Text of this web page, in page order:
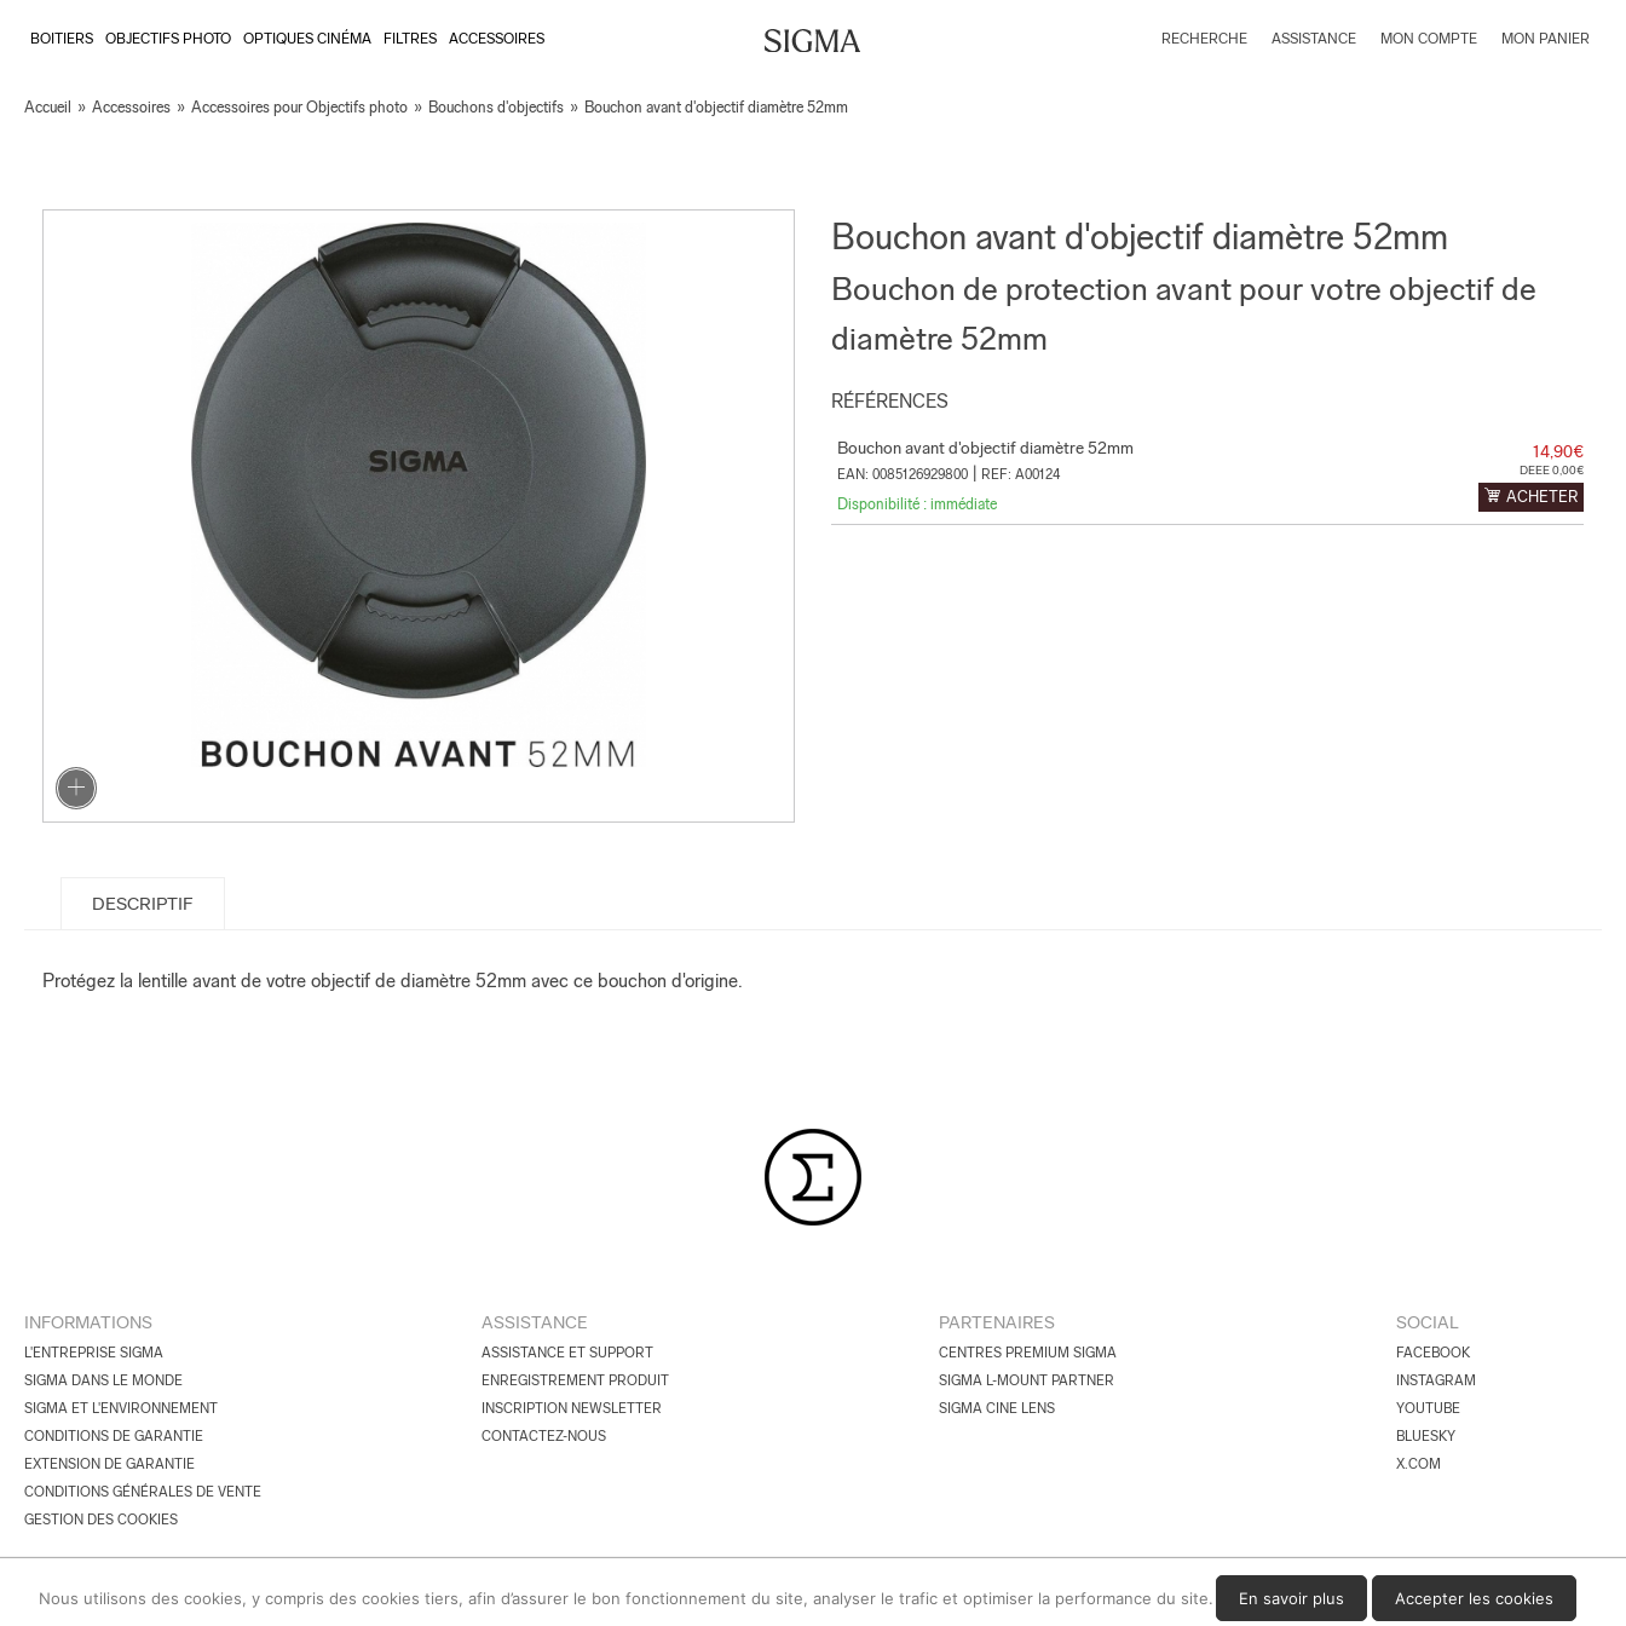
Nous utilisons des cookies, y compris des cookies tiers, afin d’assurer le bon fonctionnement du site, analyser le trafic et optimiser la performance du site. En savoir plus Accepter les cookies
BOITIERS OBJECTIFS PHOTO OPTIQUES CINÉMA FILTRES ACCESSOIRES RECHERCHE ASSISTANCE MON COMPTE MON PANIER
Accueil » Accessoires » Accessoires pour Objectifs photo » Bouchons d'objectifs » Bouchon avant d'objectif diamètre 52mm
Bouchon avant d'objectif diamètre 52mm
Bouchon de protection avant pour votre objectif de
diamètre 52mm
RÉFÉRENCES
Bouchon avant d'objectif diamètre 52mm
EAN: 0085126929800 | REF: A00124
Disponibilité : immédiate
14,90€
DEEE 0,00€
ACHETER
DESCRIPTIF
Protégez la lentille avant de votre objectif de diamètre 52mm avec ce bouchon d'origine.
INFORMATIONS
L'ENTREPRISE SIGMA
SIGMA DANS LE MONDE
SIGMA ET L'ENVIRONNEMENT
CONDITIONS DE GARANTIE
EXTENSION DE GARANTIE
CONDITIONS GÉNÉRALES DE VENTE
GESTION DES COOKIES
ASSISTANCE
ASSISTANCE ET SUPPORT
ENREGISTREMENT PRODUIT
INSCRIPTION NEWSLETTER
CONTACTEZ-NOUS
PARTENAIRES
CENTRES PREMIUM SIGMA
SIGMA L-MOUNT PARTNER
SIGMA CINE LENS
SOCIAL
FACEBOOK
INSTAGRAM
YOUTUBE
BLUESKY
X.COM
Tous droits réservés.